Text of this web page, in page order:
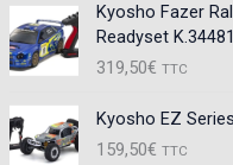
Kyosho Fazer
Readyset
319,50€ TTC
Kyosho EZ
159,50€ TTC